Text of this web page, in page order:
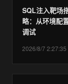
SQL注入靶场
略：从环境配
调试
2026/8/7 2:27:35